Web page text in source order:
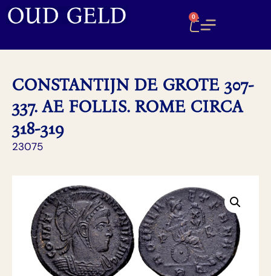
0
CONSTANTIJN DE GROTE 307-
337. AE FOLLIS. ROME CIRCA
318-319
23075